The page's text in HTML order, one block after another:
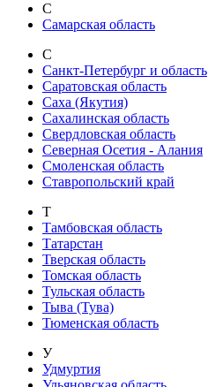
С
Самарская область
С
Санкт-Петербург и область
Саратовская область
Саха (Якутия)
Сахалинская область
Свердловская область
Северная Осетия - Алания
Смоленская область
Ставропольский край
Т
Тамбовская область
Татарстан
Тверская область
Томская область
Тульская область
Тыва (Тува)
Тюменская область
У
Удмуртия